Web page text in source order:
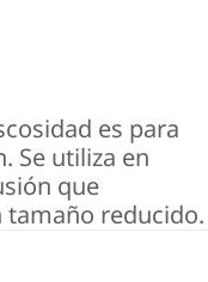
es para
Se utiliza en
que
tamaño reducido.